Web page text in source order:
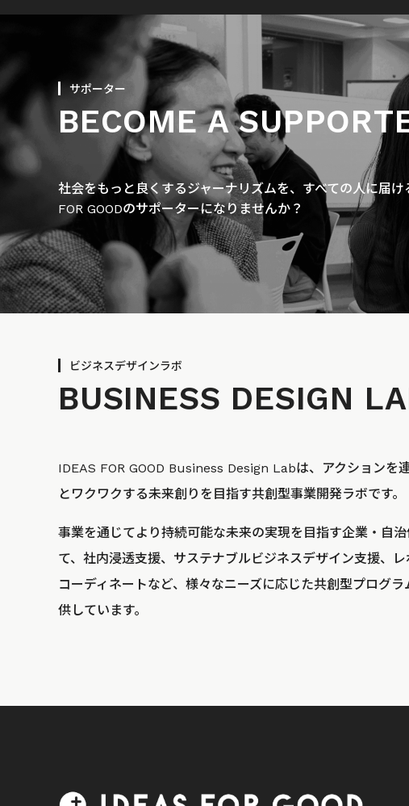
サポーター
BECOME A
社会をもっと良くするジャーナリズムを、すべての人に届け
FOR GOODのサポーターになりませんか？
ビジネスデザインラボ
BUSINESS DESIGN
IDEAS FOR GOOD Business Design Labは、アクションを
とワクワクする未来創りを目指す共創型事業開発ラボです。
事業を通じてより持続可能な未来の実現を目指す企業・自
て、社内浸透支援、サステナブルビジネスデザイン支援、
コーディネートなど、様々なニーズに応じた共創型プログ
供しています。